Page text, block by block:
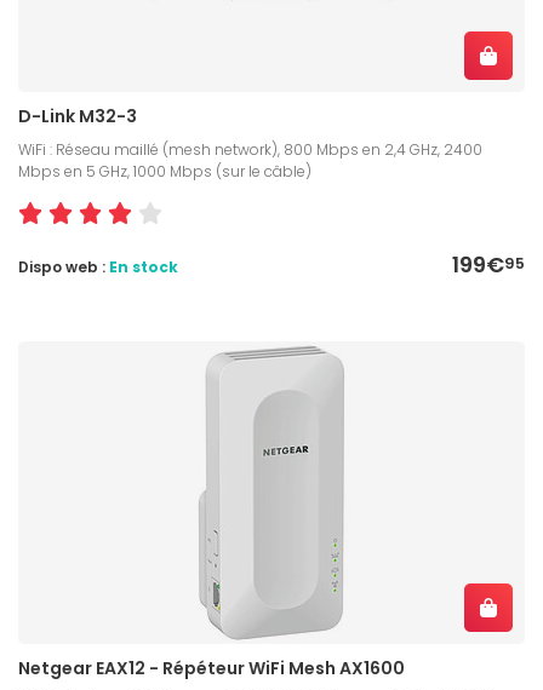
D-Link M32-3
WiFi : Réseau maillé (mesh network), 800 Mbps en 2,4 GHz, 2400
Mbps en 5 GHz, 1000 Mbps (sur le câble)
199€95
Dispo web : En stock
Netgear EAX12 - Répéteur WiFi Mesh AX1600